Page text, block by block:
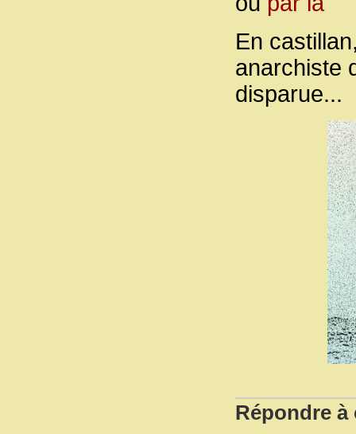
En
anarchiste
disparue...
Répondre à